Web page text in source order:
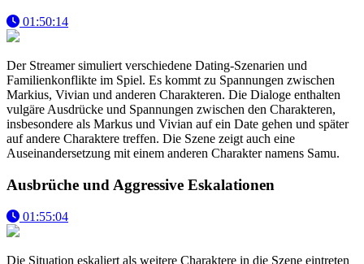
01:50:14
Der Streamer simuliert verschiedene Dating-Szenarien und
Familienkonflikte im Spiel. Es kommt zu Spannungen zwischen
Markius, Vivian und anderen Charakteren. Die Dialoge enthalten
vulgäre Ausdrücke und Spannungen zwischen den Charakteren,
insbesondere als Markus und Vivian auf ein Date gehen und später
auf andere Charaktere treffen. Die Szene zeigt auch eine
Auseinandersetzung mit einem anderen Charakter namens Samu.
Ausbrüche und Aggressive Eskalationen
01:55:04
Die Situation eskaliert als weitere Charaktere in die Szene eintreten